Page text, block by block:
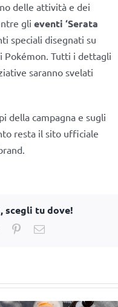
delle attività e dei
gli eventi ‘Serata
speciali disegnati su
Pokémon. Tutti i dettagli
saranno svelati
della campagna e sugli
resta il sito ufficiale
scegli tu dove!
PinterestEmail